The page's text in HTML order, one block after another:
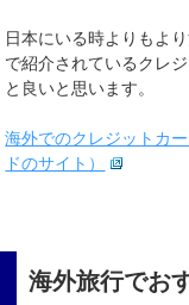
日本にいる時よりもよ
で紹介されているクレ
と良いと思います。
海外でのクレジットカ
ドのサイト）
海外旅行でお